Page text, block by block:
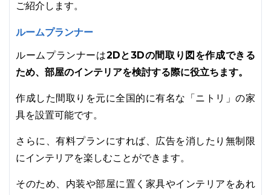
ご紹介します。
ルームプランナー
ルームプランナーは2Dと3Dの間取り図を作成できる
ため、部屋のインテリアを検討する際に役立ちます。
作成した間取りを元に全国的に有名な「ニトリ」の家
具を設置可能です。
さらに、有料プランにすれば、広告を消したり無制限
にインテリアを楽しむことができます。
そのため、内装や部屋に置く家具やインテリアをあれ